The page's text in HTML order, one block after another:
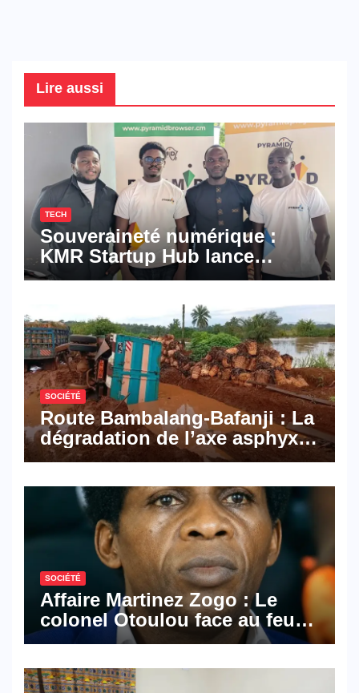
Lire aussi
TECH
Souveraineté numérique :
KMR Startup Hub lance
Pyramid Browser et Pyramid
numériques made in
Cameroon
SOCIÉTÉ
Route Bambalang-Bafanji : La
dégradation de l’axe asphyxie
les activités économiques
SOCIÉTÉ
Affaire Martinez Zogo : Le
colonel Otoulou face au feu
croisé des avocats de la